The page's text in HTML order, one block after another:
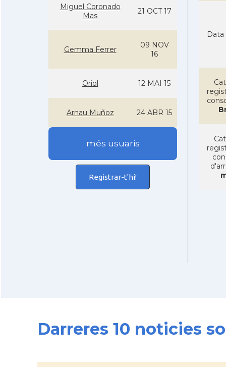
Miguel Coronado
Mas
21 OCT 17
Gemma Ferrer
09 NOV
16
Oriol 12 MAI 15
Arnau Muñoz 24 ABR 15
més usuaris
Registrar-t'hi!
Data
Darreres 10 noticies